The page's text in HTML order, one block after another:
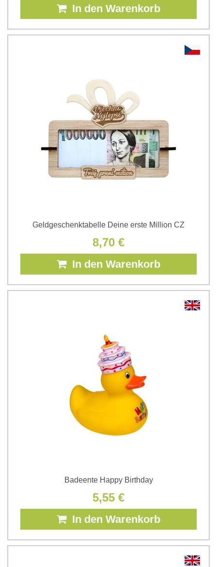
In den Warenkorb
Geldgeschenktabelle Deine erste Million CZ
8,70 €
In den Warenkorb
Badeente Happy Birthday
5,55 €
In den Warenkorb